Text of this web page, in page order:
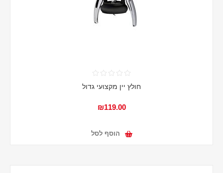
חולץ יין מקצועי גדול
₪119.00
הוסף לסל